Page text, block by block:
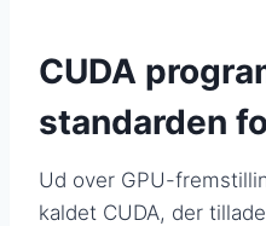
CUDA
standarden
Ud over GPU-
kaldet CUDA, der